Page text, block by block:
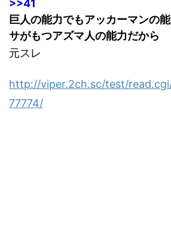
>>41
巨人の能力でもアッカーマンの
サがもつアズマ人の能力だから
元スレ
http://viper.2ch.sc/test/
77774/